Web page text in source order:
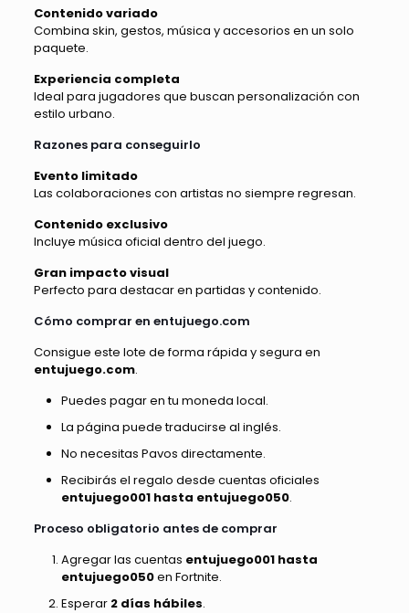
Contenido variado
Combina skin, gestos, música y accesorios en un solo
paquete.
Experiencia completa
Ideal para jugadores que buscan personalización con
estilo urbano.
Razones para conseguirlo
Evento limitado
Las colaboraciones con artistas no siempre regresan.
Contenido exclusivo
Incluye música oficial dentro del juego.
Gran impacto visual
Perfecto para destacar en partidas y contenido.
Cómo comprar en entujuego.com
Consigue este lote de forma rápida y segura en
entujuego.com.
Puedes pagar en tu moneda local.
La página puede traducirse al inglés.
No necesitas Pavos directamente.
Recibirás el regalo desde cuentas oficiales
entujuego001 hasta entujuego050.
Proceso obligatorio antes de comprar
Agregar las cuentas entujuego001 hasta
entujuego050en Fortnite.
Esperar 2 días hábiles.